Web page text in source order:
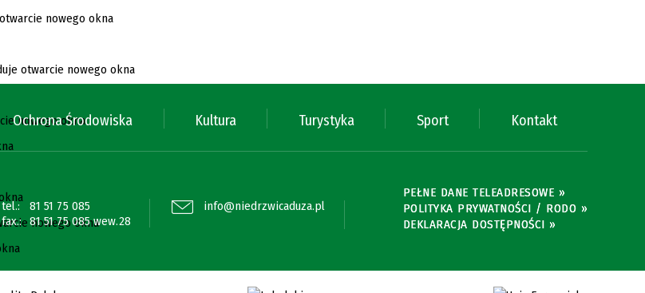
Ochrona Środowiska Kultura Turystyka Sport Kontakt
tel.:
81 51 75 085
fax.: 81 51 75 085 wew.28
info@niedrzwicaduza.pl
PEŁNE DANE TELEADRESOWE »
POLITYKA PRYWATNOŚCI / RODO »
DEKLARACJA DOSTĘPNOŚCI »